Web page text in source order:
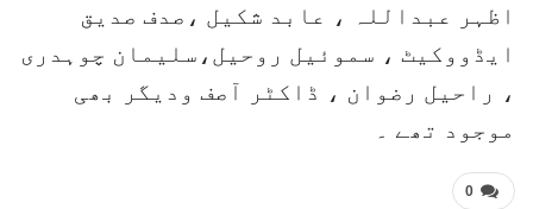
اظہر عبداللہ ، عابد شکیل ،صدف صدیق
ایڈووکیٹ ، سموئیل روحیل،سلیمان چوہدری
، راحیل رضوان ، ڈاکٹر آصف ودیگر بھی
موجود تھے ۔
0